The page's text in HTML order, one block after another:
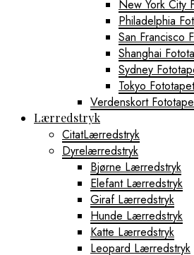
New York City
Philadelphia
San Francisco
Shanghai
Sydney
Tokyo
Verdenskort
Lærredstryk
CitatLærredstryk
Dyrelærredstryk
Bjørne Lærredstryk
Elefant Lærredstryk
Giraf Lærredstryk
Hunde Lærredstryk
Katte Lærredstryk
Leopard Lærredstryk